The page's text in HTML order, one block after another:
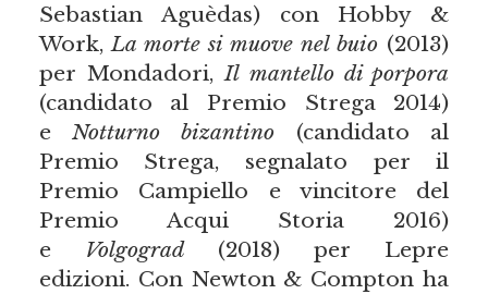
Sebastian Aguèdas) con Hobby &
Work,La morte si muove nel buio (2013)
per Mondadori,Il mantello di porpora
(candidato al Premio Strega 2014)
eNotturno bizantino (candidato al
Premio Strega, segnalato per il
Premio Campiello e vincitore del
Premio Acqui Storia 2016)
e Volgograd(2018) per Lepre
edizioni. Con Newton & Compton ha